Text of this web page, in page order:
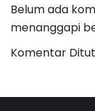
Belum ada
menanggapi
Komentar